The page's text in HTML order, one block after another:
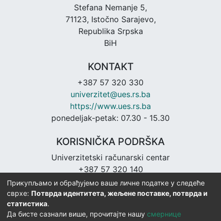
Stefana Nemanje 5,
71123, Istočno Sarajevo,
Republika Srpska
BiH
KONTAKT
+387 57 320 330
univerzitet@ues.rs.ba
https://www.ues.rs.ba
ponedeljak-petak: 07.30 - 15.30
KORISNIČKA PODRŠKA
Univerzitetski računarski centar
+387 57 320 140
urc@ues.rs.ba
https://urc.ues.rs.ba
Прикупљамо и обрађујемо ваше личне податке у следеће
сврхе: Потврда идентитета, жељене поставке, потврда и
статистика.
Да бисте сазнали више, прочитајте нашу смернице